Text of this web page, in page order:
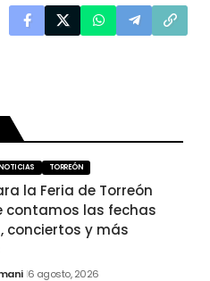
TORREÓN
la Feria de Torreón
contamos las fechas
conciertos y más
6 agosto, 2026